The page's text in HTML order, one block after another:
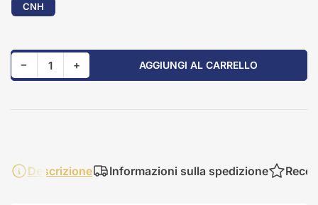
CNH
−Riduci quantità per 84217933
Quantità +Aumenta quantità per 84217933 AGGIUNGI AL CARRELLO
Descrizione Informazioni sulla spedizione